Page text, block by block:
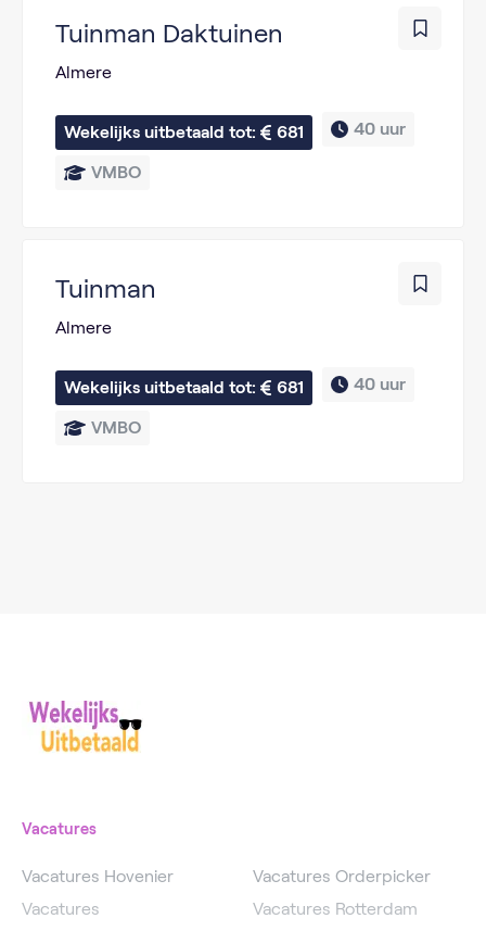
Tuinman Daktuinen
Almere
Wekelijks uitbetaald tot: 681 40 uur
VMBO
Tuinman
Almere
Wekelijks uitbetaald tot: 681 40 uur
VMBO
Vacatures
Vacatures Hovenier
Vacatures
Vacatures Orderpicker
Vacatures Rotterdam